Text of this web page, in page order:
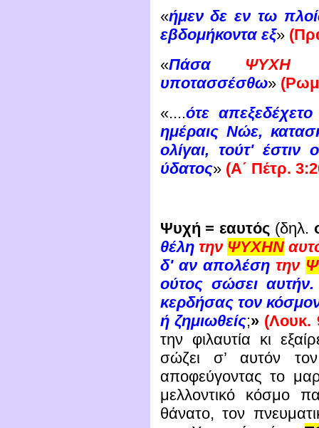
«ήμεν δε εν τω
εβδομήκοντα εξ»
«Πάσα ΨΥΧΗ
υποτασσέσθω»
«....ότε
ημέραις Νώε,
ολίγαι, τούτ' έστιν
ύδατος» (Α΄ Πέτρ.
Ψυχή = εαυτός (δηλ.
θέλη την ΨΥΧΗΝ
δ' αν απολέση την
ούτος σώσει αυτήν.
κερδήσας τον
ή ζημιωθείς;» (Λουκ.
την φιλαυτία κι
σώζει σ’ αυτόν
αποφεύγοντας το
μελλοντικό κόσμο
θάνατο, τον